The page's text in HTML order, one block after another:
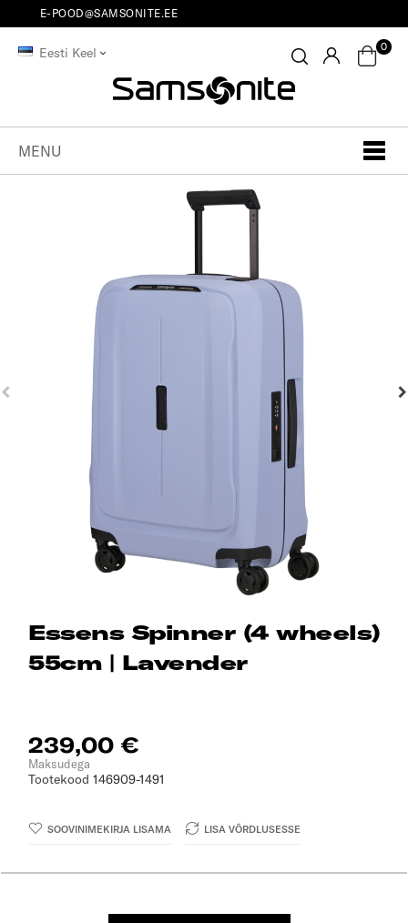
E-POOD@SAMSONITE.EE
Eesti Keel 0
MENU
Essens Spinner (4 wheels)
55cm | Lavender
239,00 €
Maksudega
Tootekood 146909-1491
SOOVINIMEKIRJA LISAMA LISA VÕRDLUSESSE